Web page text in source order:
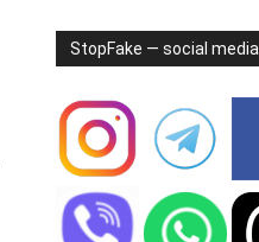
StopFake — social media